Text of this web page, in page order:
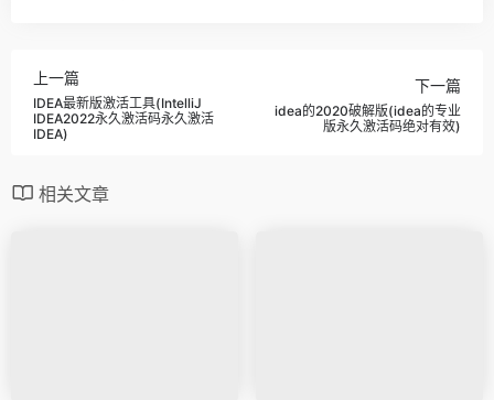
上一篇
IDEA最新版激活工具(IntelliJ
IDEA2022永久激活码永久激活
IDEA)
下一篇
idea的2020破解版(idea的专业
版永久激活码绝对有效)
相关文章